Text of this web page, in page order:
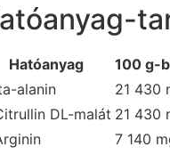
Hatóanyag 100 g-
alanin
21 430
DL-malát 21 430
7 140